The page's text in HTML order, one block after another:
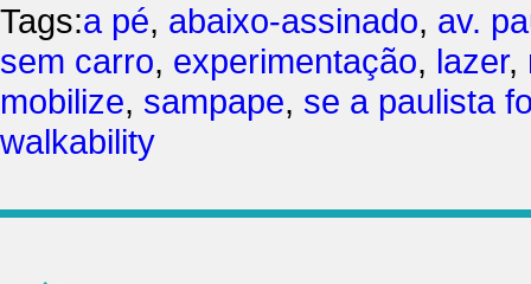
Tags:a pé, abaixo-assinado, av.
sem carro, experimentação, lazer,
mobilize, sampape, se a paulista
walkability